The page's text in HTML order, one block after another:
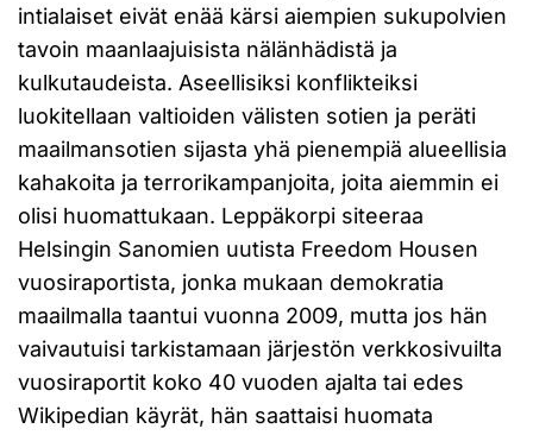
intialaiset eivät enää kärsi aiempien sukupolvien
tavoin maanlaajuisista nälänhädistä ja
kulkutaudeista. Aseellisiksi konflikteiksi
luokitellaan valtioiden välisten sotien ja peräti
maailmansotien sijasta yhä pienempiä alueellisia
kahakoita ja terrorikampanjoita, joita aiemmin ei
olisi huomattukaan. Leppäkorpi siteeraa
Helsingin Sanomien uutista Freedom Housen
vuosiraportista, jonka mukaan demokratia
maailmalla taantui vuonna 2009, mutta jos hän
vaivautuisi tarkistamaan järjestön verkkosivuilta
vuosiraportit koko 40 vuoden ajalta tai edes
Wikipedian käyrät, hän saattaisi huomata